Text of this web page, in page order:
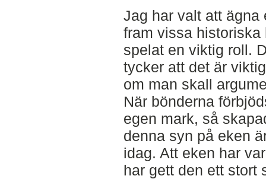
Jag har valt att ägna
fram vissa historiska
spelat en viktig roll.
tycker att det är
om man skall
När bönderna
egen mark, så
denna syn på eken
idag. Att eken har
har gett den ett stort